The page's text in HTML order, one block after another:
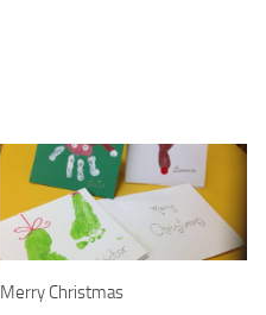
Merry Christmas